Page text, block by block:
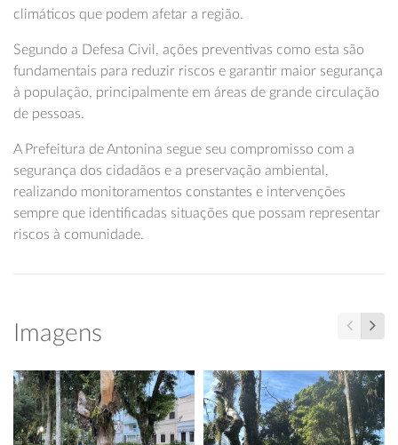
climáticos que podem afetar a região.
Segundo a Defesa Civil, ações preventivas como esta são
fundamentais para reduzir riscos e garantir maior segurança
à população, principalmente em áreas de grande circulação
de pessoas.
A Prefeitura de Antonina segue seu compromisso com a
segurança dos cidadãos e a preservação ambiental,
realizando monitoramentos constantes e intervenções
sempre que identificadas situações que possam representar
riscos à comunidade.
Imagens